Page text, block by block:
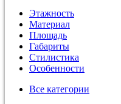
Этажность
Материал
Площадь
Габариты
Стилистика
Особенности
Все категории